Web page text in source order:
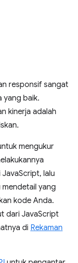
responsif sangat
yang baik.
kinerja adalah
mengukur
lalu
yang
kode Anda.
dari JavaScript
di Rekaman